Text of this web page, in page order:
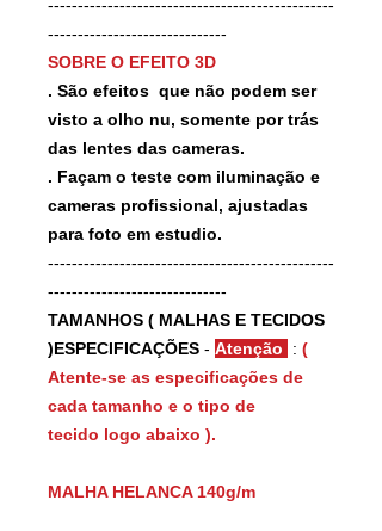
------------------------------------------------
------------------------------
SOBRE O EFEITO 3D
. São efeitos que não podem ser
visto a olho nu, somente por trás
das lentes das cameras.
. Façam o teste com iluminação e
cameras profissional, ajustadas
para foto em estudio.
------------------------------------------------
------------------------------
TAMANHOS ( MALHAS E TECIDOS
)ESPECIFICAÇÕES - Atenção : (
Atente-se as especificações de
cada tamanho e o tipo de
tecido logo abaixo ).
MALHA HELANCA 140g/m